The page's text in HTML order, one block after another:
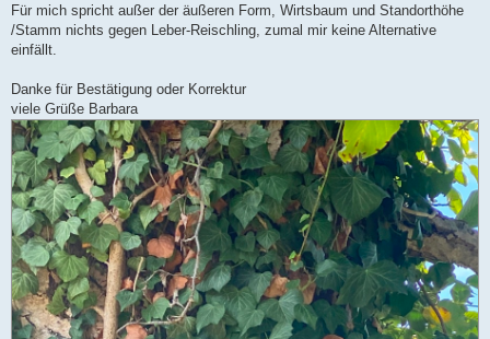
Für mich spricht außer der äußeren Form, Wirtsbaum und Standorthöhe
/Stamm nichts gegen Leber-Reischling, zumal mir keine Alternative
einfällt.
Danke für Bestätigung oder Korrektur
viele Grüße Barbara